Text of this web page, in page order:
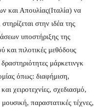
και Απουλίας(Ιταλία) να
στην ιδέα της
υποστήριξης της
και πιλοτικές μεθόδους
μάρκετινγκ
όπως: διαφήμιση,
χειροτεχνίες, σχεδιασμό,
παραστατικές τέχνες,